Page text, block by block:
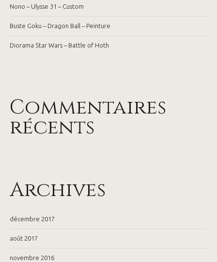
Nono – Ulysse 31 – Custom
Buste Goku – Dragon Ball – Peinture
Diorama Star Wars – Battle of Hoth
Commentaires
récents
Archives
décembre 2017
août 2017
novembre 2016